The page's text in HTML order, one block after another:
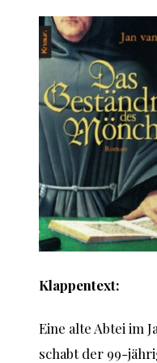
Klappentext:
Eine alte Abtei im
schabt der 99-